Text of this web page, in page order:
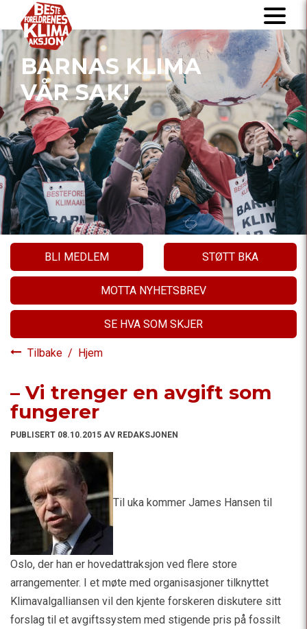
BARNAS KLIMA
VÅR SAK!
BLI MEDLEM STØTT BKA
MOTTA NYHETSBREV
SE HVA SOM SKJER
Tilbake / Hjem
– Vi trenger en avgift som
fungerer
PUBLISERT 08.10.2015 AV REDAKSJONEN
Til uka kommer James Hansen til
Oslo, der han er hovedattraksjon ved flere store
arrangementer. I et møte med organisasjoner tilknyttet
Klimavalgalliansen vil den kjente forskeren diskutere sitt
forslag til et avgiftssystem med stigende pris på fossilt